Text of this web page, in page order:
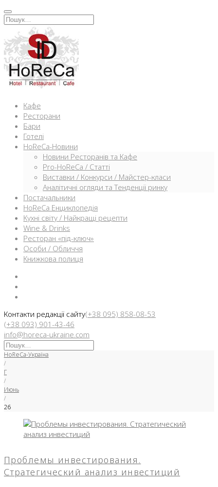
Перейти
к
содержимому
Искать:
Кафе
Ресторани
Бари
Готелі
HoReCa-Новини
Новини Ресторанів та Кафе
Pro-HoReCa / Статті
Виставки / Конкурси / Майстер-класи
Аналітичні огляди та Тенденції ринку
Постачальники
HoReCa Енциклопедія
Кухні світу / Найкращі рецепти
Wine & Drinks
Ресторан «під-ключ»
Особи / Обличчя
Книжкова полиця
Контакти редакції сайту(+38 095) 858-08-53
(+38 093) 901-43-46
info@horeca-ukraine.com
Искать:
HoReCa-Україна
/
Г
/
Июнь
/
26
День:
26.06.2011
Проблемы инвестирования.
Стратегический анализ инвестиций